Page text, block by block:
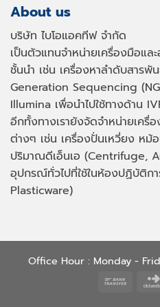
About us
บริษัท ไบโอแอคทีฟ จำกัด
เป็นตัวแทนจำหน่ายเครื่องมือแ
ชั้นนำ เช่น เครื่องหาลำดับสารพั
Generation Sequencing
Illumina เพื่อนำไปใช้ทางด้าน
อีกทั้งทางเรายังจัดจำหน่ายเครื่
ต่างๆ เช่น เครื่องปั่นเหวี่ยง หม้
ปริมาณดีเอ็นเอ (Centrifuge,
อุปกรณ์ทั่วไปที่ใช้ในห้องปฏิบัติก
Plasticware)
Office Hour : Monday -
Bank